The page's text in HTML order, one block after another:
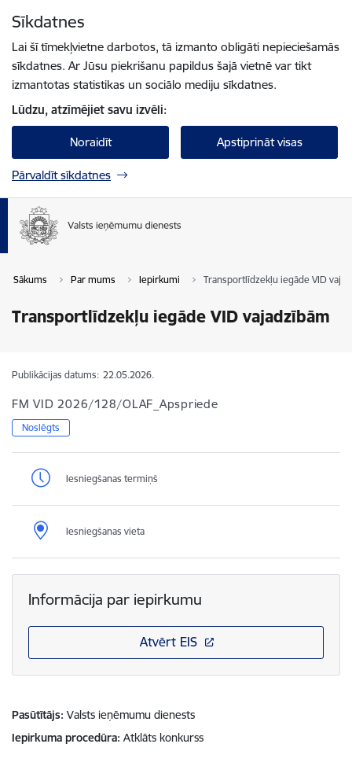
Sīkdatnes
Lai šī tīmekļvietne darbotos, tā izmanto obligāti nepieciešamās
sīkdatnes. Ar Jūsu piekrišanu papildus šajā vietnē var tikt
izmantotas statistikas un sociālo mediju sīkdatnes.
Lūdzu, atzīmējiet savu izvēli:
Noraidīt Apstiprināt visas
Pārvaldīt sīkdatnes
Sākums Par mums Iepirkumi Transportlīdzekļu iegāde VID
Transportlīdzekļu iegāde VID vajadzībām
Publikācijas datums: 22.05.2026.
FM VID 2026/128/OLAF_Apspriede
Noslēgts
Iesniegšanas termiņš
Iesniegšanas vieta
Informācija par iepirkumu
Atvērt EIS
Pasūtītājs Valsts ieņēmumu dienests
Iepirkuma procedūra Atklāts konkurss